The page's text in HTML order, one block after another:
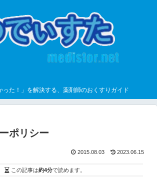
った！」を解決する、薬剤師のおくすりガイド
ポリシー
2015.08.03 2023.06.15
この記事は約4分で読めます。